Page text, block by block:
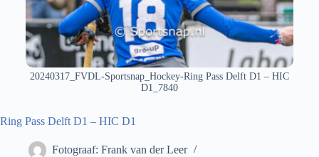
20240317_FVDL-Sportsnap_Hockey-Ring Pass Delft D1 – HIC
D1_7840
Ring Pass Delft D1 – HIC D1
Fotograaf: Frank van der Leer